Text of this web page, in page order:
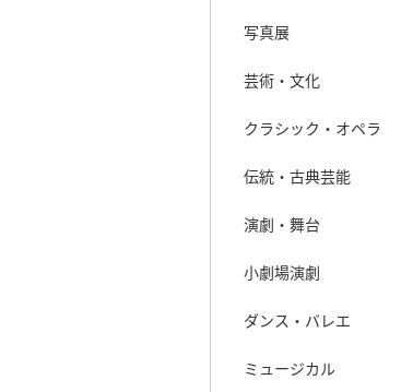
写真展
芸術・文化
クラシック・オペラ
伝統・古典芸能
演劇・舞台
小劇場演劇
ダンス・バレエ
ミュージカル